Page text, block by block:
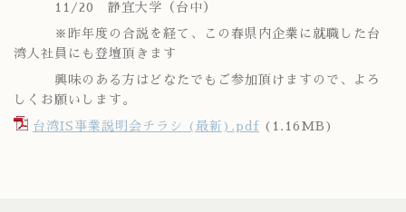
11/20 静宜大学（台中）
※昨年度の合説を経て、この春県内企業に就職した台
湾人社員にも登壇頂きます
興味のある方はどなたでもご参加頂けますので、よろ
しくお願いします。
台湾IS事業説明会チラシ (最新).pdf (1.16MB)